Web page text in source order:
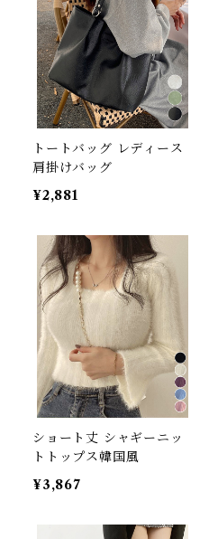
トートバッグ レディース
肩掛けバッグ
¥2,881
ショート丈 シャギーニッ
トトップス韓国風
¥3,867